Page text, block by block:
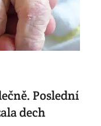
Poslední
dech